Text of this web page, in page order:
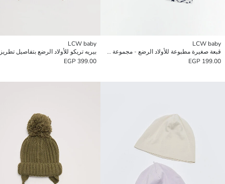
LCW baby
قبعة صغيرة مطبوعة للأولاد الرضع - مجموعة من قطعتين
199.00 EGP
LCW baby
بيريه تريكو للأولاد الرضع بتفاصيل تطريز
399.00 EGP